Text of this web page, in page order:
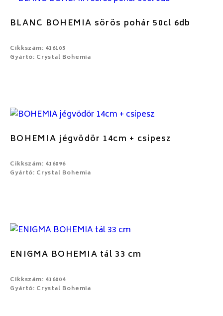
BLANC BOHEMIA sörös pohár 50cl 6db
Cikkszám: 416105
Gyártó: Crystal Bohemia
BOHEMIA jégvödör 14cm + csipesz
Cikkszám: 416096
Gyártó: Crystal Bohemia
ENIGMA BOHEMIA tál 33 cm
Cikkszám: 416004
Gyártó: Crystal Bohemia